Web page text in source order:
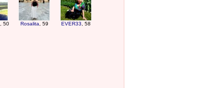
, 50 Rosalita , 59 EVER33 , 58